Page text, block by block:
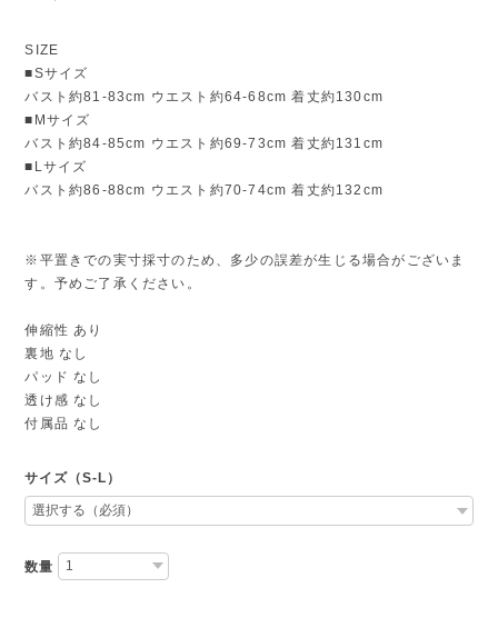
SIZE
■Sサイズ
バスト約81-83cm ウエスト約64-68cm 着丈約130cm
■Mサイズ
バスト約84-85cm ウエスト約69-73cm 着丈約131cm
■Lサイズ
バスト約86-88cm ウエスト約70-74cm 着丈約132cm
※平置きでの実寸採寸のため、多少の誤差が生じる場合がございま
す。予めご了承ください。
伸縮性 あり
裏地 なし
パッド なし
透け感 なし
付属品 なし
サイズ（S-L）
数量